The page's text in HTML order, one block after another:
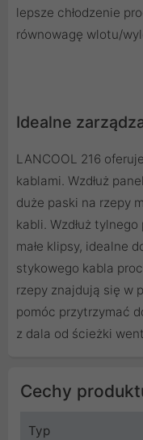
lepsze chłodzenie
równowagę wlotu/
Idealne
LANCOOL 216
kablami. Wzdłuż
duże paski na rzepy
kabli. Wzdłuż
małe klipsy, idealne
stykowego kabla
rzepy znajdują się w
pomóc przytrzymać
z dala od ścieżki
Cechy
Typ